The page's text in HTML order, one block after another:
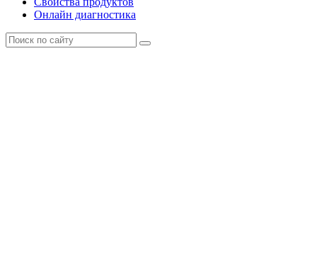
Онлайн диагностика